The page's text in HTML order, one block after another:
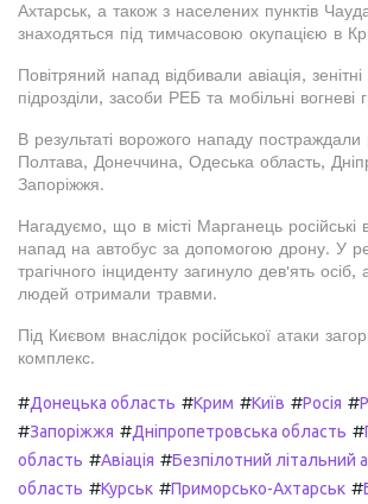
Ахтарськ, а також з населених пунктів Чауда
знаходяться під тимчасовою окупацією в
Повітряний напад відбивали авіація, зенітні
підрозділи, засоби РЕБ та мобільні вогневі
В результаті ворожого нападу постраждали
Полтава, Донеччина, Одеська область,
Запоріжжя.
Нагадуємо, що в місті Марганець російські
напад на автобус за допомогою дрону. У
трагічного інциденту загинуло дев'ять
людей отримали травми.
Під Києвом внаслідок російської атаки
комплекс.
#Донецька область #Крим #Київ #Росія #
#Запоріжжя #Дніпропетровська область #
область #Авіація #Безпілотний літальний
область #Курськ #Приморсько-Ахтарськ #